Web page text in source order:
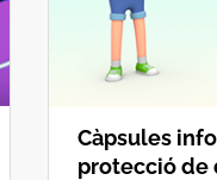
Càpsules
protecció de